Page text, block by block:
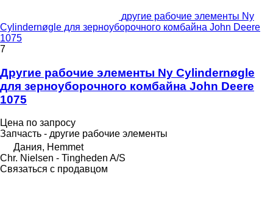
другие рабочие элементы Ny
Cylindernøgle для зерноуборочного комбайна John Deere
1075
7
Другие рабочие элементы Ny Cylindernøgle
для зерноуборочного комбайна John Deere
1075
Цена по запросу
Запчасть - другие рабочие элементы
Дания, Hemmet
Chr. Nielsen - Tingheden A/S
Связаться с продавцом